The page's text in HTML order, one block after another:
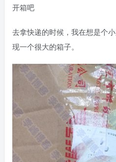
开箱吧
去拿快递的时候，我在想是个
现一个很大的箱子。